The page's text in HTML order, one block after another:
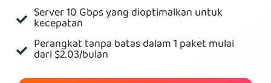
Dapatkan VPN PIA
Server 10 Gbps yang dioptimalkan untuk
kecepatan
Perangkat tanpa batas dalam 1 paket mulai
dari$2.03/bulan